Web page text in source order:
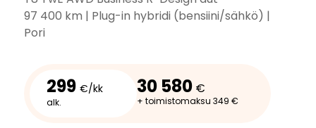
97 400 km | Plug-in hybridi (bensiini/sähkö) |
Pori
299 €/kk
alk.
30 580 €
+ toimistomaksu 349 €